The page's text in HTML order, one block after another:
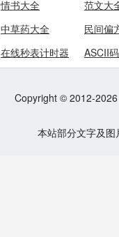
情书大全 范文大
中草药大全
民间偏
在线秒表计时器
ASCII
Copyright © 2012-
本站部分文字及